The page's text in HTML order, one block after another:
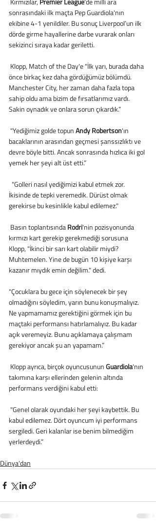
sonrasındaki ilk maçta Pep Guardiola'nın
ekibine 4-1 yenildiler. Bu sonuç Liverpool’un ilk
dörde girme hayallerine darbe vurarak onları
sekizinci sıraya kadar geriletti.
önce birkaç kez daha gördüğümüz bölümdü.
Manchester City, her zaman daha fazla topa
sahip oldu ama bizim de fırsatlarımız vardı.
Sakin oynadık ve onlara sorun çıkardık.”
"Yediğimiz golde topun Andy Robertson'ın
bacaklarının arasından geçmesi şanssızlıktı ve
devre böyle bitti. Ancak sonrasında hızlıca iki gol
yemek her şeyi alt üst etti.”
İkisinde de tepki veremedik. Dürüst olmak
gerekirse bu kesinlikle kabul edilemez."
Basın toplantısında Rodri'nin pozisyonunda
kırmızı kart gerekip gerekmediği sorusuna
Klopp, "İkinci bir sarı kart olabilir miydi?
Muhtemelen. Yine de bugün 10 kişiye karşı
kazanır mıydık emin değilim." dedi.
"Çocuklara bu gece için söylenecek bir şey
olmadığını söyledim, yarın bunu konuşmalıyız.
Ne yapmamamız gerektiğini görmek için bu
maçtaki performansı hatırlamalıyız. Bu kadar
açık veremeyiz. Bunu açıklamaya çalışmam
gerekiyor ancak şu an yapamam.”
Klopp ayrıca, birçok oyuncusunun Guardiola'nın
takımına karşı ellerinden gelenin altında
performans verdiğini kabul etti:
kabul edilemez. Dört oyuncum iyi performans
sergiledi. Geri kalanlar ise benim bilmediğim
yerlerdeydi.”
Dünya'dan